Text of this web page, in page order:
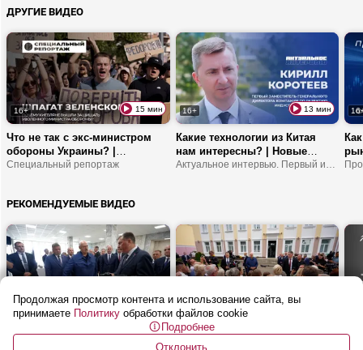
ответственность делегатов
ДРУГИЕ ВИДЕО
16+ 15 мин
Что не так с экс-министром
обороны Украины? |
Договориться с украинскими
интересах ВСУ?
Специальный репортаж
16+ 13 мин
Какие технологии из Китая
нам интересны? | Новые
резиденты «Великого камня» |
РЕКОМЕНДУЕМЫЕ ВИДЕО
16+ 10 мин 16+
Лукашенко: Белорусам нужно
НЕ СПАТЬ! Нужно шевелиться!
Продолжая просмотр контента и использование сайта, вы
принимаете Политику обработки файлов cookie
Подробнее
Отклонить